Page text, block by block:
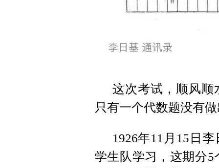
这次考试，顺风顺
只有一个代数题没有
1926年11月15日
学生队学习，这期分5